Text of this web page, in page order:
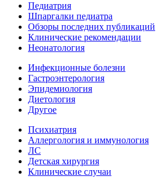
Педиатрия
Шпаргалки педиатра
Обзоры последних публикаций
Клинические рекомендации
Неонатология
Инфекционные болезни
Гастроэнтерология
Эпидемиология
Диетология
Другое
Психиатрия
Аллергология и иммунология
ЛС
Детская хирургия
Клинические случаи